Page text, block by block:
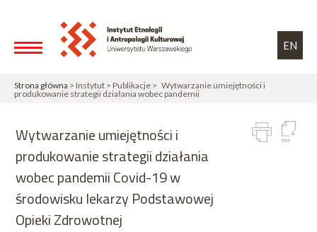
EN
Strona główna > Instytut > Publikacje > Wytwarzanie umiejętności i
produkowanie strategii działania wobec pandemii
Wytwarzanie umiejętności i
produkowanie strategii działania
wobec pandemii Covid-19 w
środowisku lekarzy Podstawowej
Opieki Zdrowotnej